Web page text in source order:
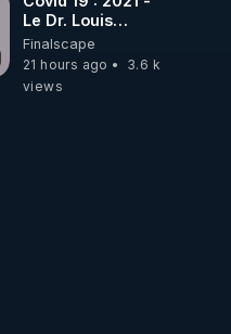
Le Dr. Louis
Fouché renverse
le plateau de
CNews !
Finalscape
21 hours ago
3.6 k
views